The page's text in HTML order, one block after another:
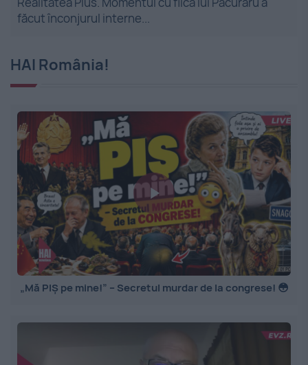
făcut înconjurul interne...
HAI România!
„Mă PIȘ pe mine!” – Secretul murdar de la congrese! 😳